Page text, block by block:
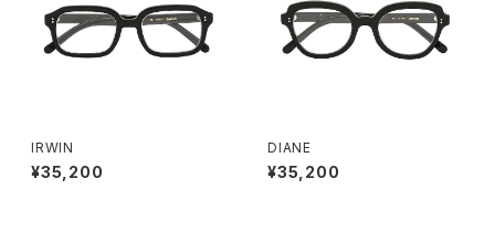
IRWIN
¥35,200
DIANE
¥35,200